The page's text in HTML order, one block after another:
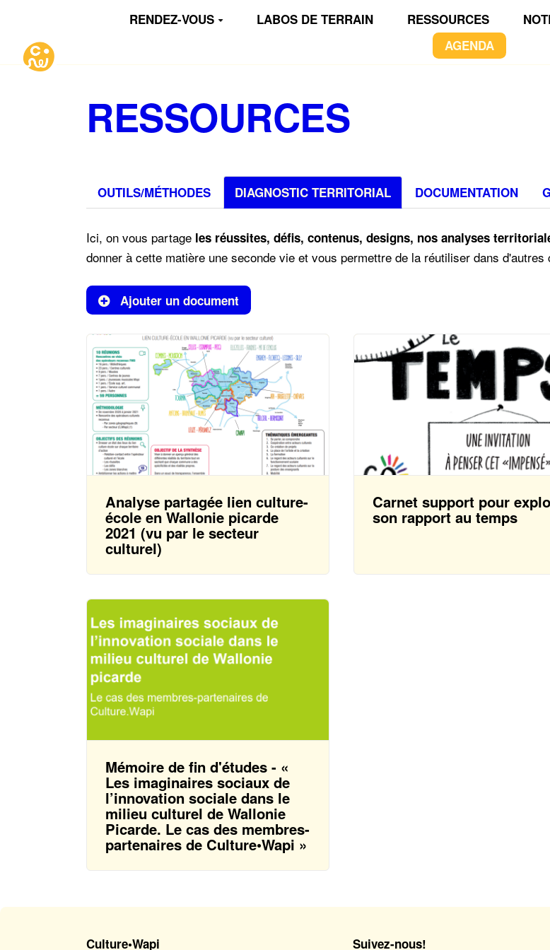
Aller au contenu principalRENDEZ-VOUS LABOS DE TERRAIN RESSOURCES
AGENDA
RESSOURCES
OUTILS/MÉTHODES DIAGNOSTIC TERRITORIAL DOCUMENTATION
Ici, on vous partage les réussites, défis, contenus, designs, nos analyses
donner à cette matière une seconde vie et vous permettre de la réutiliser dans d'autres
Ajouter un document
Analyse partagée lien culture-
école en Wallonie picarde
2021 (vu par le secteur
culturel)
Carnet support pour
son rapport au temps
Mémoire de fin d'études - «
Les imaginaires sociaux de
l’innovation sociale dans le
milieu culturel de Wallonie
Picarde. Le cas des membres-
partenaires de Culture•Wapi »
Culture•Wapi Suivez-nous!